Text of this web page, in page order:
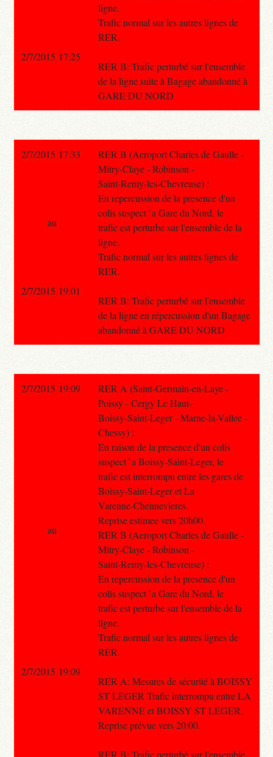
ligne.
Trafic normal sur les autres lignes de
RER.
RER B: Trafic perturbé sur l'ensemble
de la ligne suite à Bagage abandonné à
GARE DU NORD
2/7/2015 17:25
2/7/2015 17:33
RER B (Aeroport Charles de Gaulle -
Mitry-Claye - Robinson -
Saint-Remy-les-Chevreuse) :
En repercussion de la presence d'un
colis suspect `a Gare du Nord, le
trafic est perturbe sur l'ensemble de la
ligne.
Trafic normal sur les autres lignes de
RER.
RER B: Trafic perturbé sur l'ensemble
de la ligne en répercussion d'un Bagage
abandonné à GARE DU NORD
au
2/7/2015 19:01
2/7/2015 19:09
RER A (Saint-Germain-en-Laye -
Poissy - Cergy Le Haut-
Boissy-Saint-Leger - Marne-la-Vallee -
Chessy) :
En raison de la presence d'un colis
suspect `a Boissy-Saint-Leger, le
trafic est interrompu entre les gares de
Boissy-Saint-Leger et La
Varenne-Chennevieres.
Reprise estimee vers 20h00.
RER B (Aeroport Charles de Gaulle -
Mitry-Claye - Robinson -
Saint-Remy-les-Chevreuse) :
En repercussion de la presence d'un
colis suspect `a Gare du Nord, le
trafic est perturbe sur l'ensemble de la
ligne.
Trafic normal sur les autres lignes de
RER.
RER A: Mesures de sécurité à BOISSY
ST LEGER Trafic interrompu entre LA
VARENNE et BOISSY ST LEGER.
Reprise prévue vers 20:00.
RER B: Trafic perturbé sur l'ensemble
au
2/7/2015 19:09